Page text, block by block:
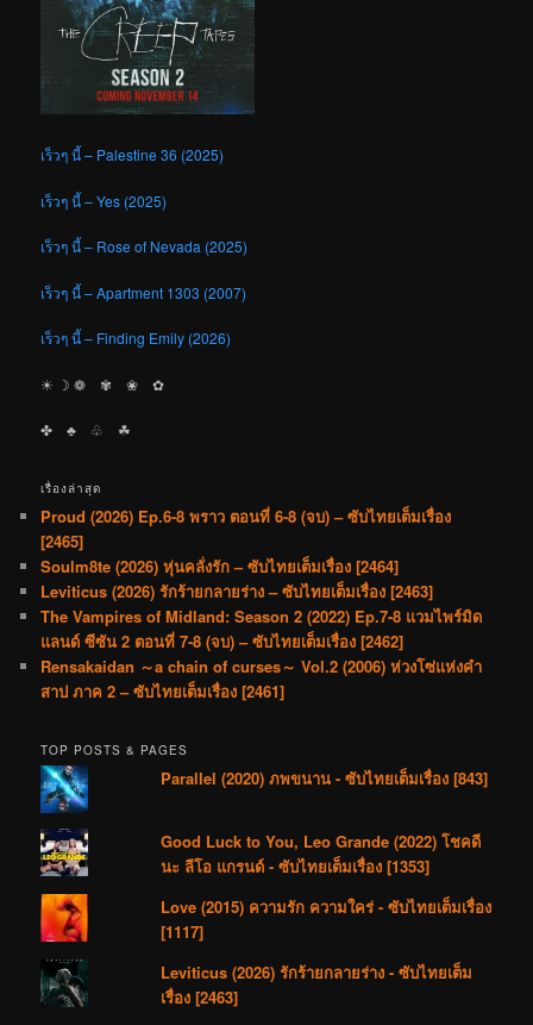
เร็วๆ นี้ – Palestine 36 (2025)
เร็วๆ นี้ – Yes (2025)
เร็วๆ นี้ – Rose of Nevada (2025)
เร็วๆ นี้ – Apartment 1303 (2007)
เร็วๆ นี้ – Finding Emily (2026)
☀︎ ☽ ❁ ✾ ❀ ✿
✤ ♣︎ ♧ ☘︎
เรื่องล่าสุด
Proud (2026) Ep.6-8 พราว ตอนที่ 6-8 (จบ) – ซับไทยเต็มเรื่อง
[2465]
Soulm8te (2026) หุ่นคลั่งรัก – ซับไทยเต็มเรื่อง [2464]
Leviticus (2026) รักร้ายกลายร่าง – ซับไทยเต็มเรื่อง [2463]
The Vampires of Midland: Season 2 (2022) Ep.7-8 แวมไพร์มิด
แลนด์ ซีซัน 2 ตอนที่ 7-8 (จบ) – ซับไทยเต็มเรื่อง [2462]
Rensakaidan ～a chain of curses～ Vol.2 (2006) ห่วงโซ่แห่งคำ
สาป ภาค 2 – ซับไทยเต็มเรื่อง [2461]
TOP POSTS & PAGES
Parallel (2020) ภพขนาน - ซับไทยเต็มเรื่อง [843]
Good Luck to You, Leo Grande (2022) โชคดี
นะ ลีโอ แกรนด์ - ซับไทยเต็มเรื่อง [1353]
Love (2015) ความรัก ความใคร่ - ซับไทยเต็มเรื่อง
[1117]
Leviticus (2026) รักร้ายกลายร่าง - ซับไทยเต็ม
เรื่อง [2463]